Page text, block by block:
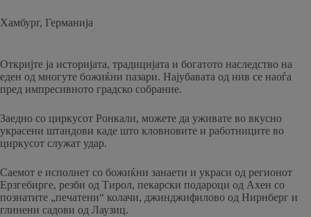
Хамбург, Германија
Откријте ја историјата, традицијата и богатото наследство на
еден од многуте божиќни пазари. Најубавата од нив се наоѓа
пред импресивното градско собрание.
Заедно со циркусот Ронкали, можете да уживате во вкусно
украсени штандови каде што кловновите и работниците во
циркусот служат удар.
Саемот е исполнет со божиќни занаети и украси од регионот
Ерзгебирге, резби од Тирол, пекарски подароци од Ахен со
познатите „печатени“ колачи, джинджифилово од Нирнберг и
глинени садови од Лаузиц.